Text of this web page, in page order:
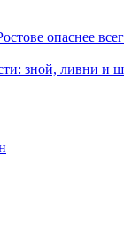
опаснее
зной, ливни и